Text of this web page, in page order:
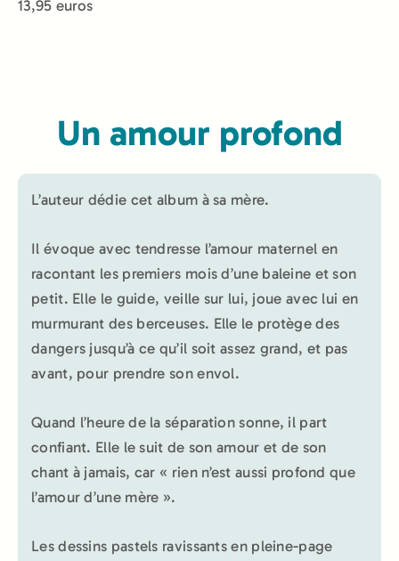
13,95 euros
Un amour profond
L’auteur dédie cet album à sa mère.
Il évoque avec tendresse l’amour maternel en
racontant les premiers mois d’une baleine et son
petit. Elle le guide, veille sur lui, joue avec lui en
murmurant des berceuses. Elle le protège des
dangers jusqu’à ce qu’il soit assez grand, et pas
avant, pour prendre son envol.
Quand l’heure de la séparation sonne, il part
confiant. Elle le suit de son amour et de son
chant à jamais, car « rien n’est aussi profond que
l’amour d’une mère ».
Les dessins pastels ravissants en pleine-page